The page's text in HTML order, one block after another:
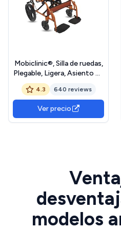
Mobiclinic®, Silla de ruedas,
Plegable, Ligera, Asiento 41
cm, Dos sistemas freno,
Respaldo, Aluminio,
Reposapiés abatibles,
Modelo pirámide, Pequeñas,
Reposabrazos fijos
4.3 640 reviews
Ver precio
modelos